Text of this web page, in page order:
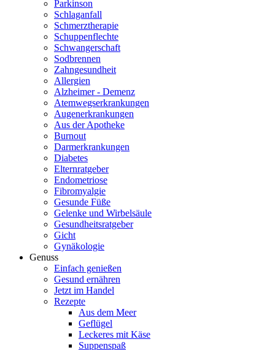
Parkinson
Schlaganfall
Schmerztherapie
Schuppenflechte
Schwangerschaft
Sodbrennen
Zahngesundheit
Allergien
Alzheimer - Demenz
Atemwegserkrankungen
Augenerkrankungen
Aus der Apotheke
Burnout
Darmerkrankungen
Diabetes
Elternratgeber
Endometriose
Fibromyalgie
Gesunde Füße
Gelenke und Wirbelsäule
Gesundheitsratgeber
Gicht
Gynäkologie
Genuss
Einfach genießen
Gesund ernähren
Jetzt im Handel
Rezepte
Aus dem Meer
Geflügel
Leckeres mit Käse
Suppenspaß